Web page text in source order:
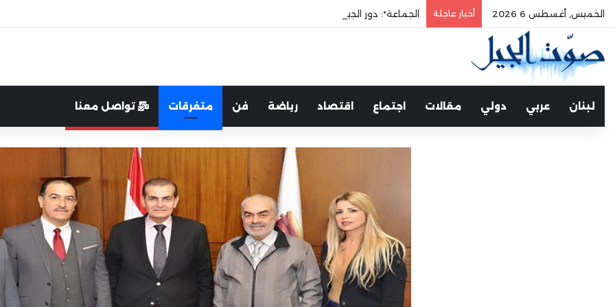
الخميس, أغسطس 6 2026 أخبار عاجلة الجماعة*: دور الجيش في حماية الوطن والدفاع عنه هو الأساس
لبنان عربي دولي مقالات اجتماع اقتصاد رياضة فن متفرقات تواصل معنا